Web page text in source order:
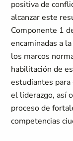
positiva de
alcanzar este
Componente 1
encaminadas a
los marcos
habilitación de
estudiantes para
el liderazgo, así
proceso de
competencias